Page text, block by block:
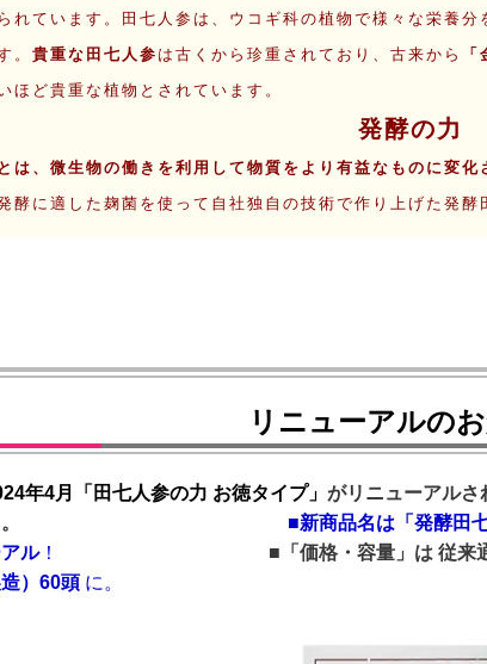
れています。田七人参は、ウコギ科の植物で様々な栄養分
。 貴重な 田七人参 は古くから珍重されており、古来から
ほど貴重な植物とされています。
発酵の力
は、微生物の働きを利用して物質をより有益なものに変化
酵に適した麹菌を使って自社独自の技術で作り上げた発
リニューアルの
年4月「田七人参の力 お徳タイプ」がリニューアルさ
。 ■新商品名は「発酵田
ル！
■「価格・容量」は 従来
）60頭 に。